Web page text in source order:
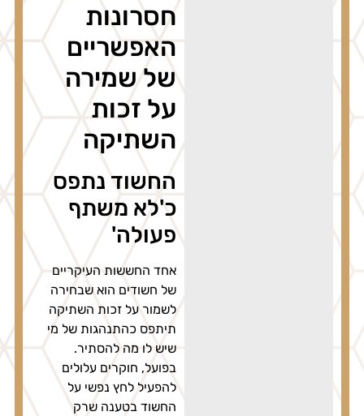
חסרונות
האפשריים
של שמירה
על זכות
השתיקה
החשוד נתפס
כ'לא משתף
פעולה'
אחד החששות העיקריים
של חשודים הוא שבחירה
לשמור על זכות השתיקה
תיתפס כהתנהגות של מי
שיש לו מה להסתיר.
בפועל, חוקרים עלולים
להפעיל לחץ נפשי על
החשוד בטענה שרק